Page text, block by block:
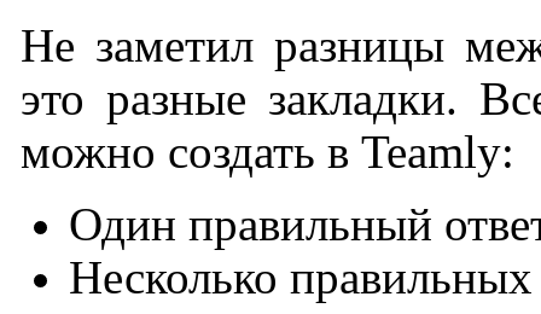
Не заметил разницы
это разные закладки.
можно создать в Teamly:
Один правильный
Несколько правильных